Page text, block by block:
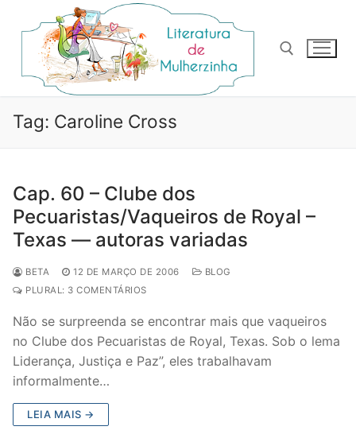
para
conteúdo
Pesquisar por:
Tag: Caroline Cross
Cap. 60 – Clube dos
Pecuaristas/Vaqueiros de Royal –
Texas — autoras variadas
BETA 12 DE MARÇO DE 2006
BLOG
PLURAL: 3 COMENTÁRIOS
Não se surpreenda se encontrar mais que vaqueiros
no Clube dos Pecuaristas de Royal, Texas. Sob o lema
Liderança, Justiça e Paz”, eles trabalhavam
informalmente…
LEIA MAIS →